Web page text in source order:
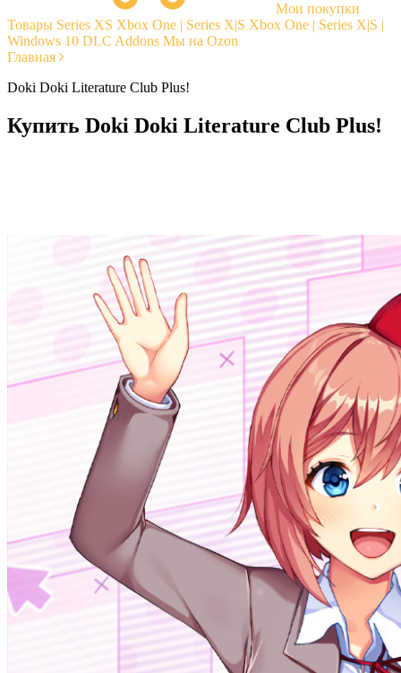
Мои покупки
Товары Series XS Xbox One | Series X|S Xbox One | Series X|S |
Windows 10 DLC Addons Мы на Ozon
Главная
Doki Doki Literature Club Plus!
Купить Doki Doki Literature Club Plus!